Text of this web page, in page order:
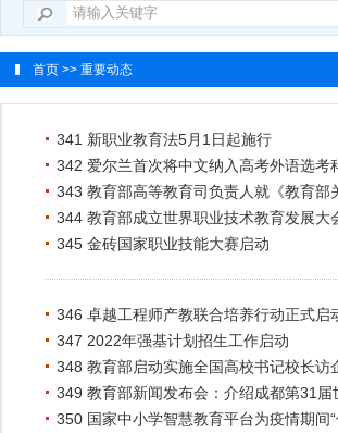
首页 >> 重要动态
341 新职业教育法5月1日起施行
342 爱尔兰首次将中文纳入高考外语选考
343 教育部高等教育司负责人就《教育部
344 教育部成立世界职业技术教育发展大
345 金砖国家职业技能大赛启动
346 卓越工程师产教联合培养行动正式启
347 2022年强基计划招生工作启动
348 教育部启动实施全国高校书记校长访
349 教育部新闻发布会：介绍成都第31
350 国家中小学智慧教育平台为疫情期间